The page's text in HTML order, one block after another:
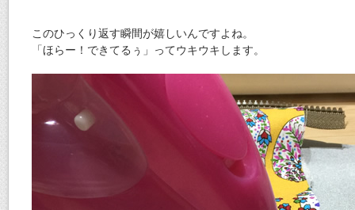
このひっくり返す瞬間が嬉しいんですよね。
「ほらー！できてるぅ」ってウキウキします。